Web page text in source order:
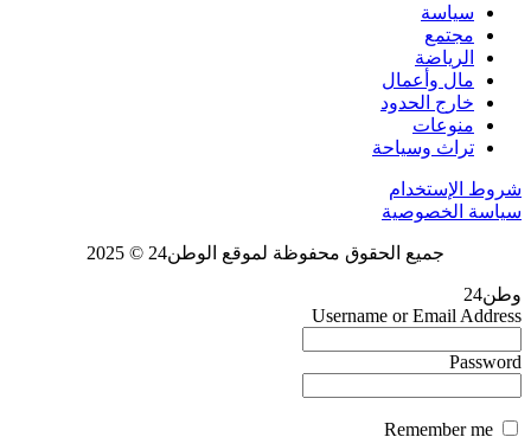
سياسة
مجتمع
الرياضة
مال وأعمال
خارج الحدود
منوعات
تراث وسياحة
شروط الإستخدام
سياسة الخصوصية
جميع الحقوق محفوظة لموقع الوطن24 © 2025
وطن24
Username or Email Address
Password